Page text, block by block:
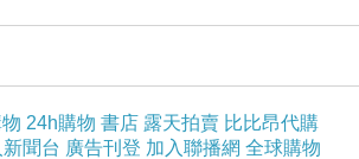
24h購物 書店 露天拍賣 比比昂代購
聞台 廣告刊登 加入聯播網 全球購物